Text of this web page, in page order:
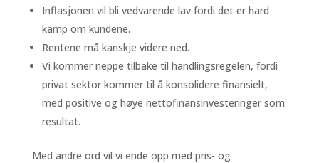
Inflasjonen vil bli vedvarende lav fordi det er hard
kamp om kundene.
Rentene må kanskje videre ned.
Vi kommer neppe tilbake til handlingsregelen, fordi
privat sektor kommer til å konsolidere finansielt,
med positive og høye nettofinansinvesteringer som
resultat.
Med andre ord vil vi ende opp med pris- og